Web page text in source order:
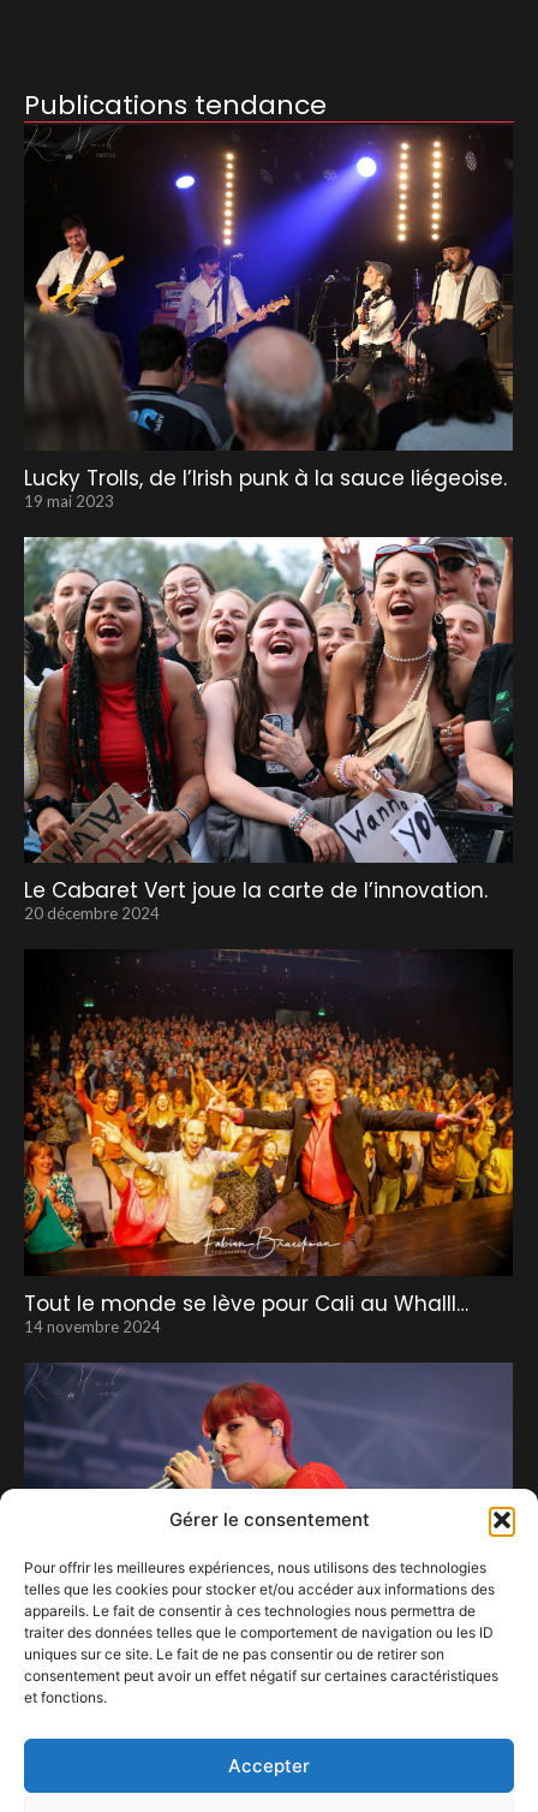
Gérer le consentement
Pour offrir les meilleures expériences, nous utilisons des technologies
telles que les cookies pour stocker et/ou accéder aux informations des
appareils. Le fait de consentir à ces technologies nous permettra de
traiter des données telles que le comportement de navigation ou les ID
uniques sur ce site. Le fait de ne pas consentir ou de retirer son
consentement peut avoir un effet négatif sur certaines caractéristiques
et fonctions.
Accepter
Publications tendance
Lucky Trolls, de l’Irish punk à la sauce liégeoise.
19 mai 2023
Le Cabaret Vert joue la carte de l’innovation.
20 décembre 2024
Tout le monde se lève pour Cali au Whalll…
14 novembre 2024
16 juillet 2026